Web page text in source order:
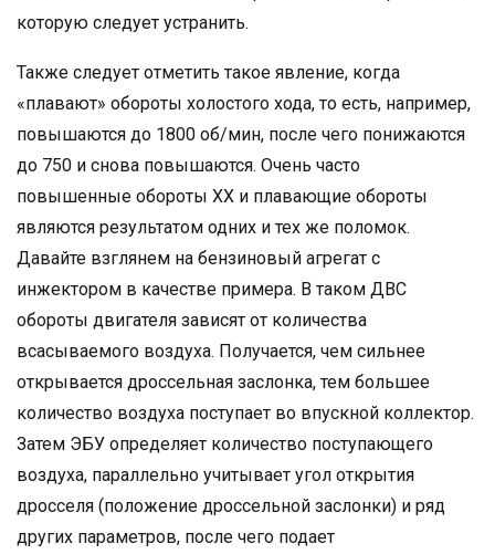
которую следует устранить.
Также следует отметить такое явление, когда
«плавают» обороты холостого хода, то есть, например,
повышаются до 1800 об/мин, после чего понижаются
до 750 и снова повышаются. Очень часто
повышенные обороты ХХ и плавающие обороты
являются результатом одних и тех же поломок.
Давайте взглянем на бензиновый агрегат с
инжектором в качестве примера. В таком ДВС
обороты двигателя зависят от количества
всасываемого воздуха. Получается, чем сильнее
открывается дроссельная заслонка, тем большее
количество воздуха поступает во впускной коллектор.
Затем ЭБУ определяет количество поступающего
воздуха, параллельно учитывает угол открытия
дросселя (положение дроссельной заслонки) и ряд
других параметров, после чего подает